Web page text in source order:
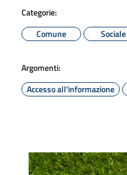
Categorie:
Comune
Sociale
Argomenti:
Accesso all'informazione